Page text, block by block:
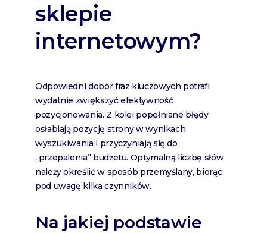
sklepie
internetowym?
Odpowiedni dobór fraz kluczowych potrafi
wydatnie zwiększyć efektywność
pozycjonowania. Z kolei popełniane błędy
osłabiają pozycję strony w wynikach
wyszukiwania i przyczyniają się do
„przepalenia” budżetu. Optymalną liczbę słów
należy określić w sposób przemyślany, biorąc
pod uwagę kilka czynników.
Na jakiej podstawie